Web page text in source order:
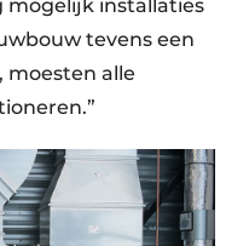
mogelijk installaties
tevens een
alle